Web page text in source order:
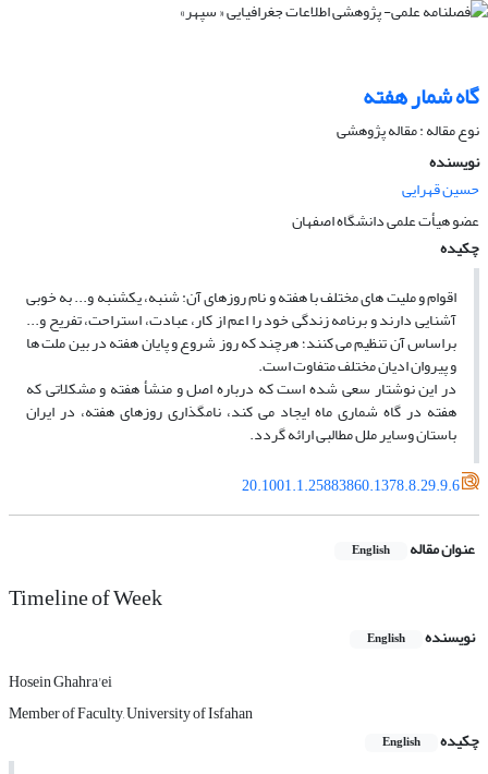
گاه شمار هفته
نوع مقاله : مقاله پژوهشی
نویسنده
حسین قهرایی
عضو هیأت علمی دانشگاه اصفهان
چکیده
اقوام و ملیت­ های مختلف با هفته و نام روزهای آن: شنبه، یکشنبه و... به خوبی
آشنایی دارند و برنامه زندگی خود را اعم از کار، عبادت، استراحت، تفریح و...
براساس آن تنظیم می­ کنند؛ هرچند که روز شروع و پایان هفته در بین ملت­ ها
و پیروان ادیان مختلف متفاوت است.
در این نوشتار سعی شده است که درباره اصل و منشأ هفته و مشکلاتی که
هفته در گاه شماری ماه ایجاد می­ کند، نامگذاری روزهای هفته، در ایران
باستان وسایر ملل مطالبی ارائه گردد.
20.1001.1.25883860.1378.8.29.9.6
عنوان مقاله English
Timeline of Week
نویسنده English
Hosein Ghahra'ei
Member of Faculty, University of Isfahan
چکیده
English